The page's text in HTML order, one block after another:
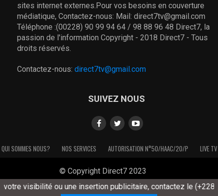
sites internet externes.Pour vos besoins en couverture
médiatique, Contactez-nous: Mail: direct7tv@gmail.com
Téléphone :(00228) 90 99 94 64 / 98 88 96 48 Direct7, la
passion de l'information Copyright - 2018 Direct7 - Tous
droits réservés.
Contactez-nous: direct7tv@gmail.com
SUIVEZ NOUS
QUI SOMMES NOUS? NOS SERVICES AUTORISATION N°50/HAAC/20/P LIVE TV
© Copyright Direct7 2023
visibilité ou une insertion publicitaire, contactez le (+228)